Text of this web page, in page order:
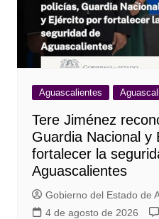
Aguascalientes
Tere Jiménez
Guardia Nacional y
fortalecer la
Aguascalientes
Gobierno del Estado de
4 de agosto de 2026